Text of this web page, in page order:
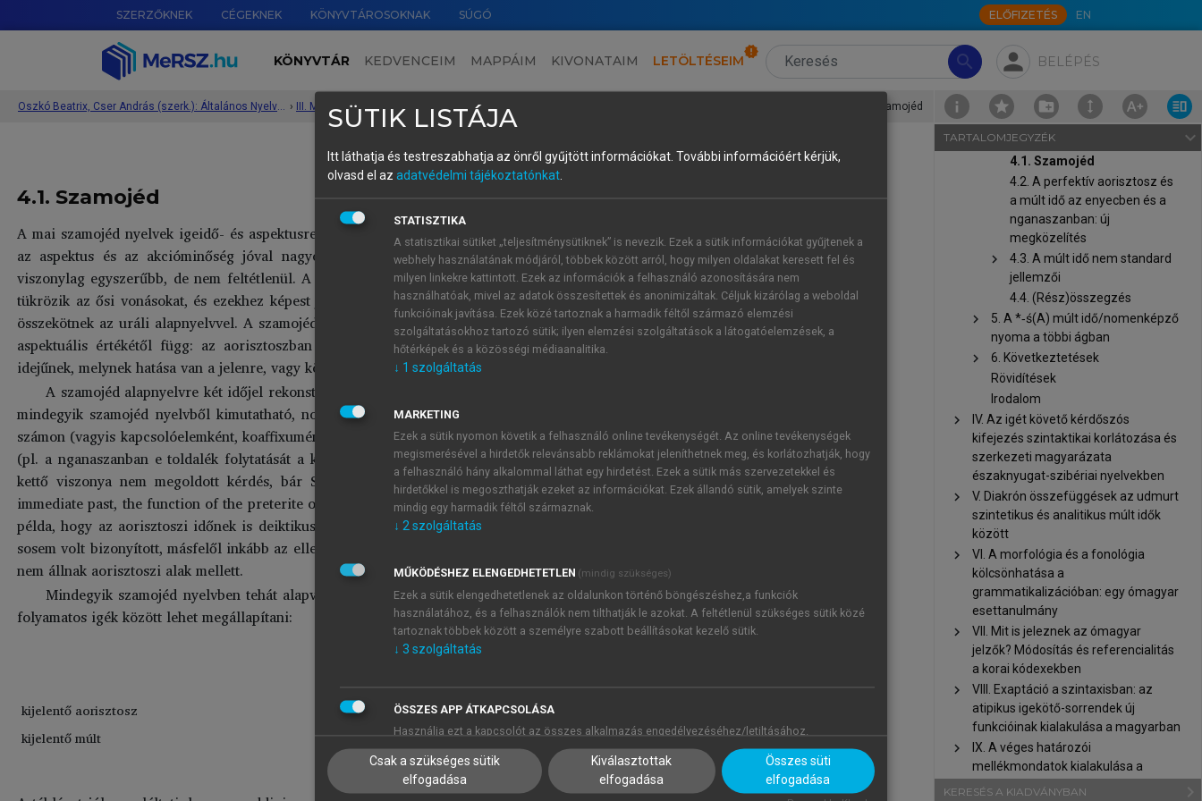
SZERZŐKNEK CÉGEKNEK KÖNYVTÁROSOKNAK SÚGÓ ELŐFIZETÉS EN
search person BELÉPÉS
KÖNYVTÁR KEDVENCEIM MAPPÁIM KIVONATAIM LETÖLTÉSEIM
Oszkó Beatrix, Cser András (szerk.): Általános Nyelvészeti Tanulmányok XXXVII. › 4.1. Szamojéd
4.1. Szamojéd
A mai szamojéd nyelvek igeidő- és aspektusrendszere eltér a finnugor nyelvekétől, elsődlegesen abban, hogy a szamojéd nyelvekben
az aspektus és az akcióminőség jóval nagyobb szerepet játszik az időviszonyok kifejezésében, így az igeidőrendszer általában
viszonylag egyszerűbb, de nem feltétlenül. A szamojéd igeidőrendszer jól rekonstruálható, azért, mert a leánynyelvek egyértelműen
tükrözik az ősi vonásokat, és ezekhez képest jól elkülöníthetők a másodlagos elemek. A szamojéd rendszer az, amelyet a leginkább
összekötnek az uráli alapnyelvvel. A szamojéd nyelvekben ismert aorisztosz (neutrális vagy semleges idő), melynek időértéke az ige
aspektuális értékétől függ: az aorisztoszban álló imperfektív igéket jelen idejűnek tekintik, a perfektív igéket pedig olyan múlt
idejűnek, melynek hatása van a jelenre, vagy közeli múlttal kapcsolják össze.
A szamojéd alapnyelvre két időjel rekonstruálható: a PS aorisztosz *
mindegyik szamojéd nyelvből kimutatható, noha a mai nyelvekben ma már nincs funkciója, egyszerű konnektív affixumként tartják
számon (vagyis kapcsolóelemként, koaffixumént, amely a tövet „kapcsolja össze” az inflexiós toldalékokkal) vagy más funkciót vett fel
(pl. a nganaszanban e toldalék folytatását a kérdő mód jelében vélik felfedezni,Mikola 2004, 117; újabbanUrmancsijeva 2013). E
kettő viszonya nem megoldott kérdés, bár Salminen összefoglalója azt sugallja: „Since the aorist of a perfective verb denotes
immediate past, the function of the preterite of a perfective verb would be remote past” (
, 227). Ez az idézet arra is jó
példa, hogy az aorisztoszi időnek is deiktikus felfogását lássuk, miközben a szamojéd nyelvek aorisztoszának deiktikussága egyfelől
sosem volt bizonyított, másfelől inkább az ellenkezője tűnik igaznak. Így például a nganaszanban deiktikus időhatározók (pl. ’tegnap’)
nem állnak aorisztoszi alak mellett.
Mindegyik szamojéd nyelvben tehát alapvető szerep jut az aorisztosznak. Az alapvető szembenállást a momentán/perfektív és a
folyamatos igék között lehet megállapítani:
perfektív igék:
folyamatos igék:
kijelentő aorisztosz
közeli múlt
kijelentő múlt
távolabbi múlt egyszerű múlt
TARTALOMJEGYZÉK navigate_next
múlt idő
chevron_right 3. Az uráli nyelvek igeidő- és
aspektusrendszere: az
alapnyelv(ek) hagyományos
leírása
chevron_right
4. Aspektus, igeidő és a *‑sa
múltidő-jel a szamojéd
nyelvekben
4.1. Szamojéd
4.2. A perfektív aorisztosz és
a múlt idő az enyecben és a
nganaszanban: új
megközelítés
chevron_right
4.3. A múlt idő nem standard
jellemzői
4.4. (Rész)összegzés
chevron_right
5. A *‑ś(A) múlt idő/nomenképző
nyoma a többi ágban
chevron_right
6. Következtetések
Rövidítések
Irodalom
chevron_right
IV. Az igét követő kérdőszós
kifejezés szintaktikai korlátozása és
szerkezeti magyarázata
északnyugat-szibériai nyelvekben
chevron_right
V. Diakrón összefüggések az udmurt
szintetikus és analitikus múlt idők
között
chevron_right
VI. A morfológia és a fonológia
kölcsönhatása a
grammatikalizációban: egy ómagyar
esettanulmány
chevron_right
VII. Mit is jeleznek az ómagyar
jelzők? Módosítás és referencialitás
a korai kódexekben
chevron_right
VIII. Exaptáció a szintaxisban: az
atipikus igekötő-sorrendek új
funkcióinak kialakulása a magyarban
chevron_right
IX. A véges határozói
mellékmondatok kialakulása a
magyarban
KERESÉS A KIADVÁNYBAN
SÜTIK LISTÁJA
Itt láthatja és testreszabhatja az önről gyűjtött információkat. További információért kérjük,
olvasd el az adatvédelmi tájékoztatónkat.
STATISZTIKA
A statisztikai sütiket „teljesítménysütiknek” is nevezik. Ezek a sütik információkat gyűjtenek a
webhely használatának módjáról, többek között arról, hogy milyen oldalakat keresett fel és
milyen linkekre kattintott. Ezek az információk a felhasználó azonosítására nem
használhatóak, mivel az adatok összesítettek és anonimizáltak. Céljuk kizárólag a weboldal
funkcióinak javítása. Ezek közé tartoznak a harmadik féltől származó elemzési
szolgáltatásokhoz tartozó sütik; ilyen elemzési szolgáltatások a látogatóelemzések, a
hőtérképek és a közösségi médiaanalitika.
↓ 1 szolgáltatás
MARKETING
Ezek a sütik nyomon követik a felhasználó online tevékenységét. Az online tevékenységek
megismerésével a hirdetők relevánsabb reklámokat jeleníthetnek meg, és korlátozhatják, hogy
a felhasználó hány alkalommal láthat egy hirdetést. Ezek a sütik más szervezetekkel és
hirdetőkkel is megoszthatják ezeket az információkat. Ezek állandó sütik, amelyek szinte
mindig egy harmadik féltől származnak.
↓ 2szolgáltatás
MŰKÖDÉSHEZ ELENGEDHETETLEN (mindig szükséges)
Ezek a sütik elengedhetetlenek az oldalunkon történő böngészéshez,a funkciók
használatához, és a felhasználók nem tilthatják le azokat. A feltétlenül szükséges sütik közé
tartoznak többek között a személyre szabott beállításokat kezelő sütik.
↓ 3 szolgáltatás
ÖSSZES APP ÁTKAPCSOLÁSA
Használja ezt a kapcsolót az összes alkalmazás engedélyezéséhez/letiltásához.
Csak a szükséges sütik
elfogadása
Kiválasztottak
elfogadása
Összes süti
elfogadása